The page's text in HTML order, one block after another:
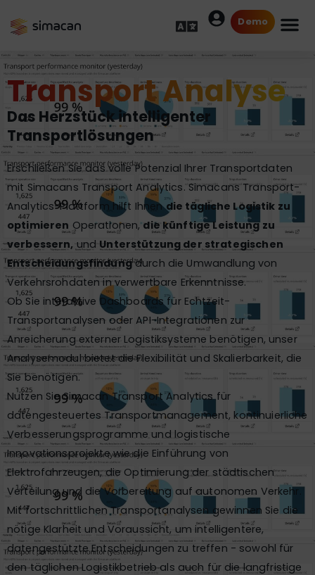
Demo
Transport Analyse
Das Herzstück intelligenter
Transportlösungen
Erschließen Sie das volle Potenzial Ihrer Transportdaten
mit Simacans Transport Analytics. Simacans Transport-
Analytics-Plattform hilft Ihnendie tägliche Logistik zu
optimieren Operationen,die künftige Leistung zu
verbessern, und Unterstützung der strategischen
Entscheidungsfindungdurch die Umwandlung von
Verkehrsrohdaten in verwertbare Erkenntnisse.
Ob Sie interaktive Dashboards für Echtzeit-
Transportanalysen oder API-Integrationen zur
Anreicherung externer Logistiksysteme benötigen, unser
Analysemodul bietet die Flexibilität und Skalierbarkeit, die
Sie benötigen.
Nutzen Sie Simacan Transport Analytics für
datengesteuertes Transportmanagement, kontinuierliche
Verbesserungsprogramme und logistische
Innovationsprojekte wie die Einführung von
Elektrofahrzeugen, die Optimierung der städtischen
Verteilung und die Vorbereitung auf autonomen Verkehr.
Mit fortschrittlichen Transportanalysen gewinnen Sie die
nötige Klarheit und Voraussicht, um intelligentere,
datengestützte Entscheidungen zu treffen - sowohl für
den täglichen Logistikbetrieb als auch für die langfristige